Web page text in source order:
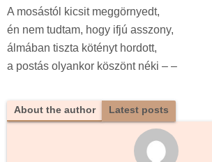
A mosástól kicsit meggörnyedt,
én nem tudtam, hogy ifjú asszony,
álmában tiszta kötényt hordott,
a postás olyankor köszönt néki – –
About the author Latest posts